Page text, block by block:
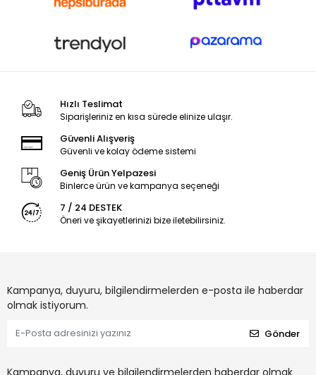
Hızlı Teslimat
Siparişleriniz en kısa sürede elinize ulaşır.
Güvenli Alışveriş
Güvenli ve kolay ödeme sistemi
Geniş Ürün Yelpazesi
Binlerce ürün ve kampanya seçeneği
7 / 24 DESTEK
Öneri ve şikayetlerinizi bize iletebilirsiniz.
Kampanya, duyuru, bilgilendirmelerden e-posta ile haberdar
olmak istiyorum.
Gönder
Kampanya, duyuru ve bilgilendirmelerden haberdar olmak